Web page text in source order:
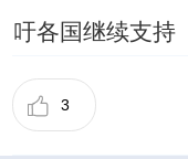
吁各国继续支持
3